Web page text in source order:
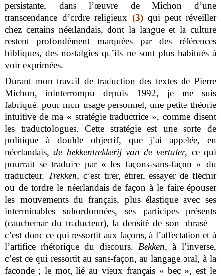
persistante, dans l’œuvre de Michon d’une
transcendance d’ordre religieux (3) qui peut réveiller
chez certains néerlandais, dont la langue et la culture
restent profondément marquées par des références
bibliques, des nostalgies qu’ils ne sont plus habitués à
voir exprimées.
Durant mon travail de traduction des textes de Pierre
Michon, ininterrompu depuis 1992, je me suis
fabriqué, pour mon usage personnel, une petite théorie
intuitive de ma « stratégie traductrice », comme disent
les traductologues. Cette stratégie est une sorte de
politique à double objectif, que j’ai appelée, en
néerlandais, de bekkentrekkerij van de vertaler, ce qui
pourrait se traduire par « les façons-sans-façon » du
traducteur. Trekken, c’est tirer, étirer, essayer de fléchir
ou de tordre le néerlandais de façon à le faire épouser
les mouvements du français, plus élastique avec ses
interminables subordonnées, ses participes présents
(cauchemar du traducteur), la densité de son phrasé –
c’est donc ce qui ressortit aux façons, à l’affectation et à
l’artifice rhétorique du discours. Bekken, à l’inverse,
c’est ce qui ressortit au sans-façon, au langage oral, à la
faconde ; le mot, lié au vieux français « bec », est le